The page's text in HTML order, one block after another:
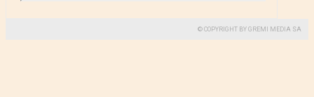
© COPYRIGHT BY GREMI MEDIA SA